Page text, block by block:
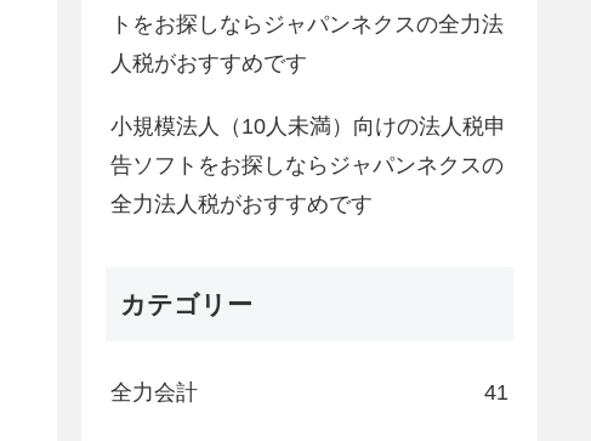
トをお探しならジャパンネクスの全力法
人税がおすすめです
小規模法人（10人未満）向けの法人税申
告ソフトをお探しならジャパンネクスの
全力法人税がおすすめです
カテゴリー
全力会計 41